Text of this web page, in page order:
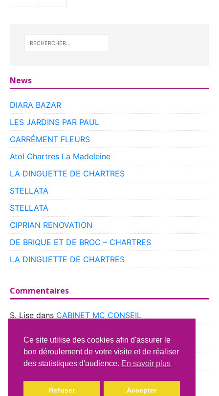
News
DIARA BAZAR
LES JARDINS PAR PAUL
CARRÉMENT FLEURS
Atol Chartres La Madeleine
LA DINGUETTE DE CHARTRES
STELLATA
STELLATA
CIPRIAN RENOVATION
DE BRIQUE ET DE BROC – CHARTRES
LA DINGUETTE DE CHARTRES
Commentaires
S. Lise dans CABINET MC CONSEIL
BEAUCE
Richard LaverydansATELIER DU CAMPING CAR
Ce site utilise des cookies afin d'assurer le
bon déroulement de votre visite et de réaliser
des statistiques d'audience. En savoir plus
Refuser Accepter